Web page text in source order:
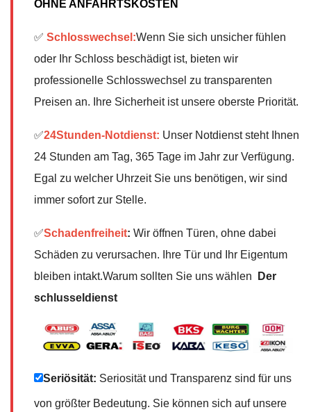
OHNE ANFAHRTSKOSTEN
✅ Schlosswechsel:Wenn Sie sich unsicher fühlen
oder Ihr Schloss beschädigt ist, bieten wir
professionelle Schlosswechsel zu transparenten
Preisen an. Ihre Sicherheit ist unsere oberste Priorität.
✅24Stunden-Notdienst: Unser Notdienst steht Ihnen
24 Stunden am Tag, 365 Tage im Jahr zur Verfügung.
Egal zu welcher Uhrzeit Sie uns benötigen, wir sind
immer sofort zur Stelle.
✅Schadenfreiheit: Wir öffnen Türen, ohne dabei
Schäden zu verursachen. Ihre Tür und Ihr Eigentum
bleiben intakt.Warum sollten Sie uns wählen
Der
schlusseldienst
Seriösität: Seriosität und Transparenz sind für uns
von größter Bedeutung. Sie können sich auf unsere